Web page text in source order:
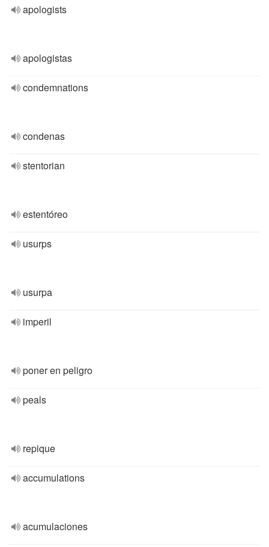
apologists
apologistas
condemnations
condenas
stentorian
estentóreo
usurps
usurpa
imperil
poner en peligro
peals
repique
accumulations
acumulaciones